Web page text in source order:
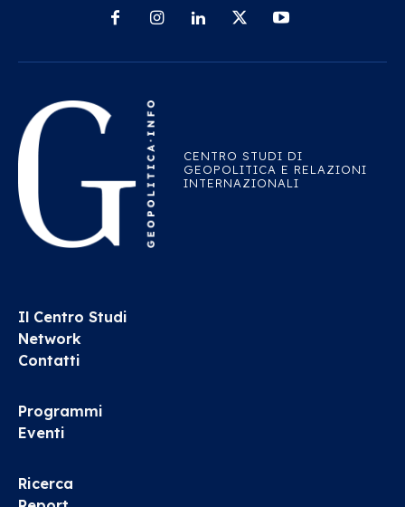
CENTRO STUDI DI
GEOPOLITICA E RELAZIONI
INTERNAZIONALI
Il Centro Studi
Network
Contatti
Programmi
Eventi
Ricerca